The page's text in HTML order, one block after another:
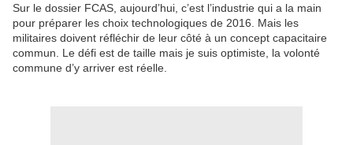
Sur le dossier FCAS, aujourd’hui, c’est l’industrie qui a la main
pour préparer les choix technologiques de 2016. Mais les
militaires doivent réfléchir de leur côté à un concept capacitaire
commun. Le défi est de taille mais je suis optimiste, la volonté
commune d’y arriver est réelle.